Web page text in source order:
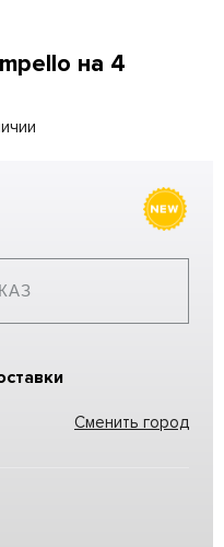
на 4
Сменить город